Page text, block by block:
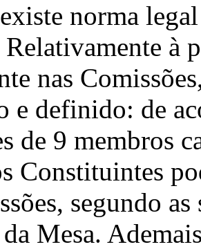
norma
à
nas
e definido: de
de 9 membros
Constituin­tes
segundo
Mesa.